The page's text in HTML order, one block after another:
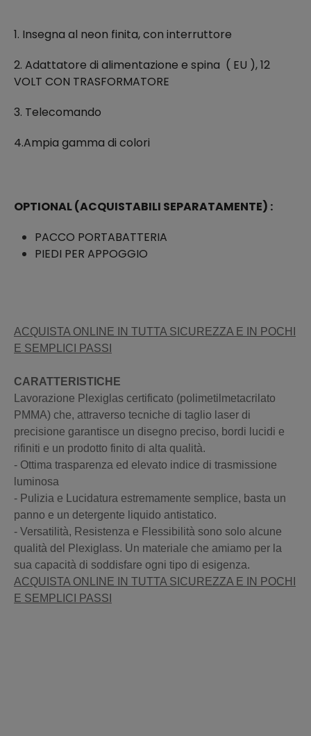
1. Insegna al neon finita, con interruttore
2. Adattatore di alimentazione e spina ( EU ), 12
VOLT CON TRASFORMATORE
3. Telecomando
4.Ampia gamma di colori
OPTIONAL (ACQUISTABILI SEPARATAMENTE) :
PACCO PORTABATTERIA
PIEDI PER APPOGGIO
ACQUISTA ONLINE IN TUTTA SICUREZZA E IN POCHI
E SEMPLICI PASSI
CARATTERISTICHE
Lavorazione Plexiglas certificato (polimetilmetacrilato
PMMA) che, attraverso tecniche di taglio laser di
precisione garantisce un disegno preciso, bordi lucidi e
rifiniti e un prodotto finito di alta qualità.
- Ottima trasparenza ed elevato indice di trasmissione
luminosa
- Pulizia e Lucidatura estremamente semplice, basta un
panno e un detergente liquido antistatico.
- Versatilità, Resistenza e Flessibilità sono solo alcune
qualità del Plexiglass. Un materiale che amiamo per la
sua capacità di soddisfare ogni tipo di esigenza.
ACQUISTA ONLINE IN TUTTA SICUREZZA E IN POCHI
E SEMPLICI PASSI